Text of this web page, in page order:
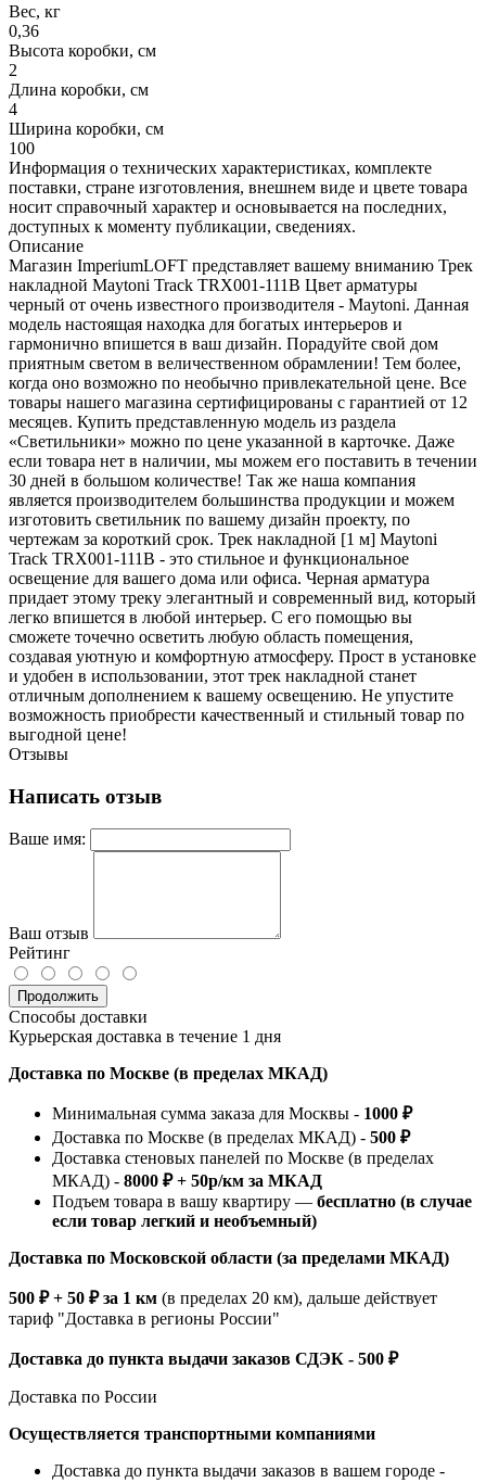
Вес, кг
0,36
Высота коробки, см
2
Длина коробки, см
4
Ширина коробки, см
100
Информация о технических характеристиках, комплекте
поставки, стране изготовления, внешнем виде и цвете товара
носит справочный характер и основывается на последних,
доступных к моменту публикации, сведениях.
Описание
Магазин ImperiumLOFT представляет вашему вниманию Трек
накладной Maytoni Track TRX001-111B Цвет арматуры
черный от очень известного производителя - Maytoni. Данная
модель настоящая находка для богатых интерьеров и
гармонично впишется в ваш дизайн. Порадуйте свой дом
приятным светом в величественном обрамлении! Тем более,
когда оно возможно по необычно привлекательной цене. Все
товары нашего магазина сертифицированы с гарантией от 12
месяцев. Купить представленную модель из раздела
«Светильники» можно по цене указанной в карточке. Даже
если товара нет в наличии, мы можем его поставить в течении
30 дней в большом количестве! Так же наша компания
является производителем большинства продукции и можем
изготовить светильник по вашему дизайн проекту, по
чертежам за короткий срок. Трек накладной [1 м] Maytoni
Track TRX001-111B - это стильное и функциональное
освещение для вашего дома или офиса. Черная арматура
придает этому треку элегантный и современный вид, который
легко впишется в любой интерьер. С его помощью вы
сможете точечно осветить любую область помещения,
создавая уютную и комфортную атмосферу. Прост в установке
и удобен в использовании, этот трек накладной станет
отличным дополнением к вашему освещению. Не упустите
возможность приобрести качественный и стильный товар по
выгодной цене!
Отзывы
Написать отзыв
Ваше имя:
Ваш отзыв
Рейтинг
Продолжить
Способы доставки
Курьерская доставка в течение 1 дня
Доставка по Москве (в пределах МКАД)
Минимальная сумма заказа для Москвы - 1000 ₽
Доставка по Москве (в пределах МКАД) - 500 ₽
Доставка стеновых панелей по Москве (в пределах
МКАД) - 8000 ₽ + 50р/км за МКАД
Подъем товара в вашу квартиру — бесплатно (в случае
если товар легкий и необъемный)
Доставка по Московской области (за пределами МКАД)
500 ₽ + 50 ₽ за 1 км (в пределах 20 км), дальше действует
тариф "Доставка в регионы России"
Доставка до пункта выдачи заказов СДЭК - 500 ₽
Доставка по России
Осуществляется транспортными компаниями
Доставка до пункта выдачи заказов в вашем городе -